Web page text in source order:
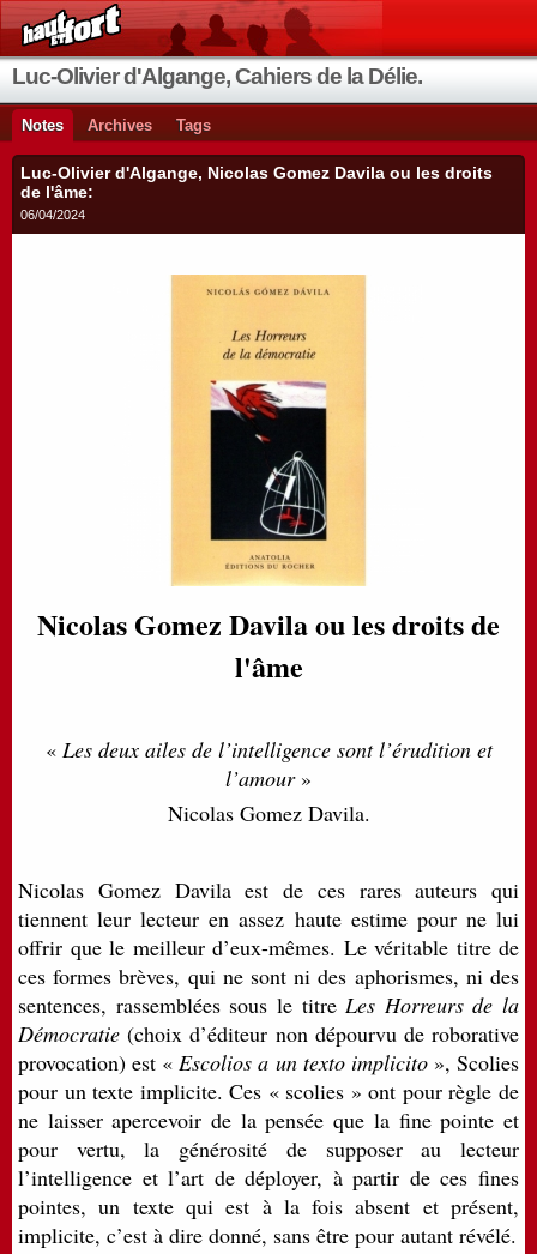
Luc-Olivier d'Algange, Cahiers de la Délie.
Notes Archives Tags
Luc-Olivier d'Algange, Nicolas Gomez Davila ou les droits
de l'âme:
06/04/2024
Nicolas Gomez Davila ou les droits de
l'âme
« Les deux ailes de l’intelligence sont l’érudition et
l’amour »
Nicolas Gomez Davila.
Nicolas Gomez Davila est de ces rares auteurs qui
tiennent leur lecteur en assez haute estime pour ne lui
offrir que le meilleur d’eux-mêmes. Le véritable titre de
ces formes brèves, qui ne sont ni des aphorismes, ni des
sentences, rassemblées sous le titreLes Horreurs de la
Démocratie (choix d’éditeur non dépourvu de roborative
provocation) est «Escolios a un texto implicito», Scolies
pour un texte implicite. Ces « scolies » ont pour règle de
ne laisser apercevoir de la pensée que la fine pointe et
pour vertu, la générosité de supposer au lecteur
l’intelligence et l’art de déployer, à partir de ces fines
pointes, un texte qui est à la fois absent et présent,
implicite, c’est à dire donné, sans être pour autant révélé.